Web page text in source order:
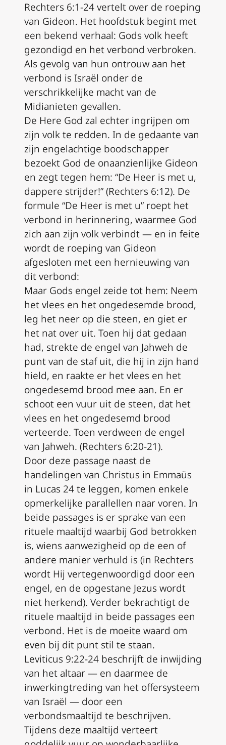
Rechters 6:1-24 vertelt over de roeping
van Gideon. Het hoofdstuk begint met
een bekend verhaal: Gods volk heeft
gezondigd en het verbond verbroken.
Als gevolg van hun ontrouw aan het
verbond is Israël onder de
verschrikkelijke macht van de
Midianieten gevallen.
De Here God zal echter ingrijpen om
zijn volk te redden. In de gedaante van
zijn engelachtige boodschapper
bezoekt God de onaanzienlijke Gideon
en zegt tegen hem: “De Heer is met u,
dappere strijder!” (Rechters 6:12). De
formule “De Heer is met u” roept het
verbond in herinnering, waarmee God
zich aan zijn volk verbindt — en in feite
wordt de roeping van Gideon
afgesloten met een hernieuwing van
dit verbond:
Maar Gods engel zeide tot hem: Neem
het vlees en het ongedesemde brood,
leg het neer op die steen, en giet er
het nat over uit. Toen hij dat gedaan
had, strekte de engel van Jahweh de
punt van de staf uit, die hij in zijn hand
hield, en raakte er het vlees en het
ongedesemd brood mee aan. En er
schoot een vuur uit de steen, dat het
vlees en het ongedesemd brood
verteerde. Toen verdween de engel
van Jahweh. (Rechters 6:20-21).
Door deze passage naast de
handelingen van Christus in Emmaüs
in Lucas 24 te leggen, komen enkele
opmerkelijke parallellen naar voren. In
beide passages is er sprake van een
rituele maaltijd waarbij God betrokken
is, wiens aanwezigheid op de een of
andere manier verhuld is (in Rechters
wordt Hij vertegenwoordigd door een
engel, en de opgestane Jezus wordt
niet herkend). Verder bekrachtigt de
rituele maaltijd in beide passages een
verbond. Het is de moeite waard om
even bij dit punt stil te staan.
Leviticus 9:22-24 beschrijft de inwijding
van het altaar — en daarmee de
inwerkingtreding van het offersysteem
van Israël — door een
verbondsmaaltijd te beschrijven.
Tijdens deze maaltijd verteert